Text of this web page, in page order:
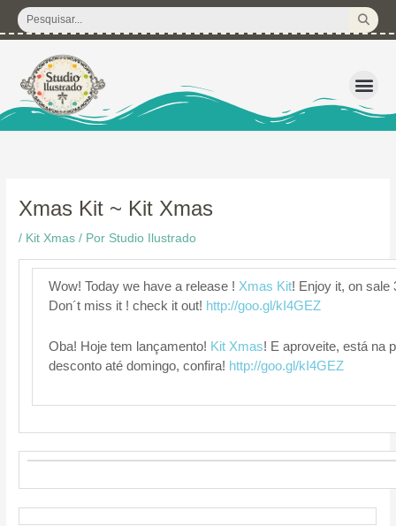
para
conteúdo
Pesquisar
...
Xmas Kit ~ Kit Xmas
/ Kit Xmas / Por Studio Ilustrado
Wow! Today we have a release ! Xmas Kit! Enjoy it, on sale
Don´t miss it ! check it out! http://goo.gl/kI4GEZ
Oba! Hoje tem lançamento! Kit Xmas! E aproveite, está na
desconto até domingo, confira! http://goo.gl/kI4GEZ